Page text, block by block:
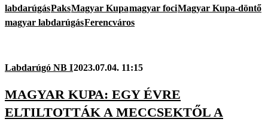
labdarúgásPaksMagyar Kupamagyar fociMagyar Kupa-döntő
magyar labdarúgásFerencváros
Labdarúgó NB I2023.07.04. 11:15
MAGYAR KUPA: EGY ÉVRE
ELTILTOTTÁK A MECCSEKTŐL A